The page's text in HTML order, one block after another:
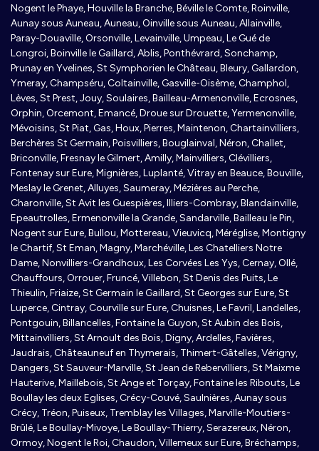
Nogent le Phaye, Houville la Branche, Béville le Comte, Roinville,
Aunay sous Auneau, Auneau, Oinville sous Auneau, Allainville,
Paray-Douaville, Orsonville, Levainville, Umpeau, Le Gué de
Longroi, Boinville le Gaillard, Ablis, Ponthévrard, Sonchamp,
Prunay en Yvelines, St Symphorien le Château, Bleury, Gallardon,
Ymeray, Champséru, Coltainville, Gasville-Oisème, Champhol,
Lèves, St Prest, Jouy, Soulaires, Bailleau-Armenonville, Ecrosnes,
Orphin, Orcemont, Emancé, Droue sur Drouette, Yermenonville,
Mévoisins, St Piat, Gas, Houx, Pierres, Maintenon, Chartainvilliers,
Berchères St Germain, Poisvilliers, Bouglainval, Néron, Challet,
Briconville, Fresnay le Gilmert, Amilly, Mainvilliers, Clévilliers,
Fontenay sur Eure, Mignières, Luplanté, Vitray en Beauce, Bouville,
Meslay le Grenet, Alluyes, Saumeray, Mézières au Perche,
Charonville, St Avit les Guespières, Illiers-Combray, Blandainville,
Epeautrolles, Ermenonville la Grande, Sandarville, Bailleau le Pin,
Nogent sur Eure, Bullou, Mottereau, Vieuvicq, Méréglise, Montigny
le Chartif, St Eman, Magny, Marchéville, Les Chatelliers Notre
Dame, Nonvilliers-Grandhoux, Les Corvées Les Yys, Cernay, Ollé,
Chauffours, Orrouer, Fruncé, Villebon, St Denis des Puits, Le
Thieulin, Friaize, St Germain le Gaillard, St Georges sur Eure, St
Luperce, Cintray, Courville sur Eure, Chuisnes, Le Favril, Landelles,
Pontgouin, Billancelles, Fontaine la Guyon, St Aubin des Bois,
Mittainvilliers, St Arnoult des Bois, Digny, Ardelles, Favières,
Jaudrais, Châteauneuf en Thymerais, Thimert-Gâtelles, Vérigny,
Dangers, St Sauveur-Marville, St Jean de Rebervilliers, St Maixme
Hauterive, Maillebois, St Ange et Torçay, Fontaine les Ribouts, Le
Boullay les deux Eglises, Crécy-Couvé, Saulnières, Aunay sous
Crécy, Tréon, Puiseux, Tremblay les Villages, Marville-Moutiers-
Brûlé, Le Boullay-Mivoye, Le Boullay-Thierry, Serazereux, Néron,
Ormoy, Nogent le Roi, Chaudon, Villemeux sur Eure, Bréchamps,